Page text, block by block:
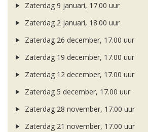
Zaterdag 9 januari, 17.00 uur
Zaterdag 2 januari, 18.00 uur
Zaterdag 26 december, 17.00 uur
Zaterdag 19 december, 17.00 uur
Zaterdag 12 december, 17.00 uur
Zaterdag 5 december, 17.00 uur
Zaterdag 28 november, 17.00 uur
Zaterdag 21 november, 17.00 uur